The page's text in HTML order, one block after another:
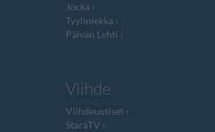
Jocka
Tyyliniekka
Päivän Lehti
Viihde
Viihdeuutiset
StaraTV